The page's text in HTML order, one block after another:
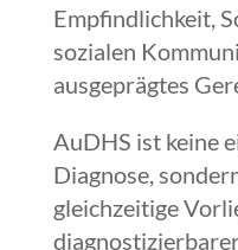
Empfindlichkeit,
sozialen
ausgeprägtes
AuDHS ist keine
Diagnose,
gleichzeitige